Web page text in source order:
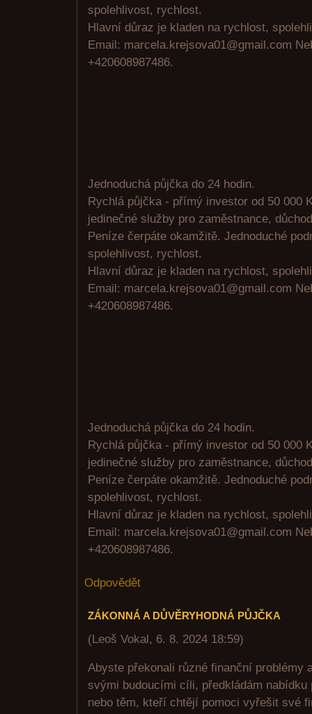
spolehlivost, rychlost.
Hlavní důraz je kladen na rychlost,
Email: marcela.krejsova01@gmail.com
+420608987486.
Jednoduchá půjčka do 24 hodin.
Rychlá půjčka - přímý investor od 50 000
jedinečné služby pro zaměstnance,
Peníze čerpáte okamžitě. Jednoduché
spolehlivost, rychlost.
Hlavní důraz je kladen na rychlost,
Email: marcela.krejsova01@gmail.com
+420608987486.
Jednoduchá půjčka do 24 hodin.
Rychlá půjčka - přímý investor od 50 000
jedinečné služby pro zaměstnance,
Peníze čerpáte okamžitě. Jednoduché
spolehlivost, rychlost.
Hlavní důraz je kladen na rychlost,
Email: marcela.krejsova01@gmail.com
+420608987486.
Odpovědět
ZÁKONNÁ A DŮVĚRYHODNÁ PŮJČKA
(Leoš Vokal, 6. 8. 2024 18:59)
Abyste překonali různé finanční problémy
svými budoucími cíli, předkládám
nebo těm, kteří chtějí pomoci vyřešit své